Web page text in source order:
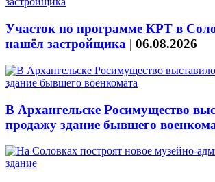
Участок по программе КРТ в
нашёл застройщика | 06.08.2026
В Архангельске Росимущество
продажу здание бывшего